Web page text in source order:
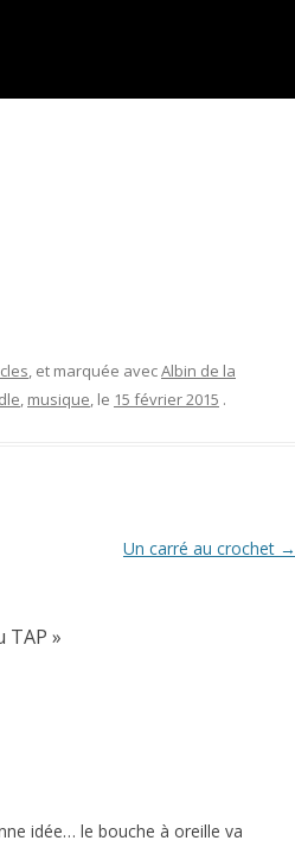
, et marquée avecAlbin de la
, musique, le 15 février 2015 .
Un carré au crochet →
TAP »
idée… le bouche à oreille va